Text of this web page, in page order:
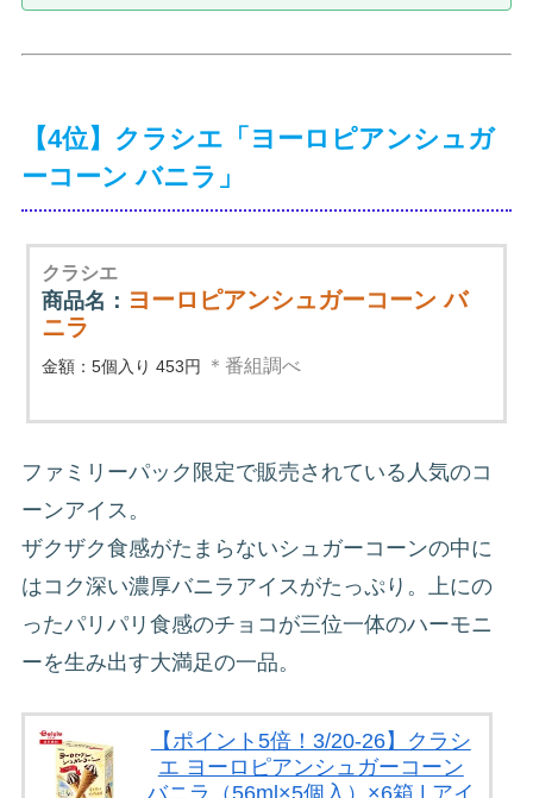
【4位】クラシエ「ヨーロピアンシュガ
ーコーン バニラ」
クラシエ
商品名： ヨーロピアンシュガーコーン バ
ニラ
金額：5個入り 453円 ＊番組調べ
ファミリーパック限定で販売されている人気のコ
ーンアイス。
ザクザク食感がたまらないシュガーコーンの中に
はコク深い濃厚バニラアイスがたっぷり。上にの
ったパリパリ食感のチョコが三位一体のハーモニ
ーを生み出す大満足の一品。
【ポイント5倍！3/20-26】クラシ
エ ヨーロピアンシュガーコーン
バニラ（56ml×5個入）×6箱 | アイ